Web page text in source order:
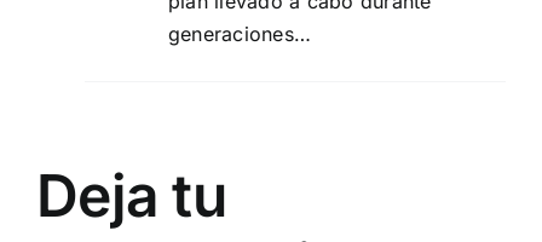
generaciones…
Deja tu